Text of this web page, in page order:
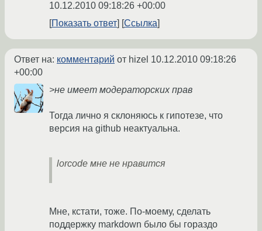
10.12.2010 09:18:26 +00:00
Показать ответ
Ссылка
Ответ на: комментарий от hizel 10.12.2010 09:18:26
+00:00
>не имеет модераторских прав
Тогда лично я склоняюсь к гипотезе, что
версия на github неактуальна.
lorcode мне не нравится
Мне, кстати, тоже. По-моему, сделать
поддержку markdown было бы гораздо